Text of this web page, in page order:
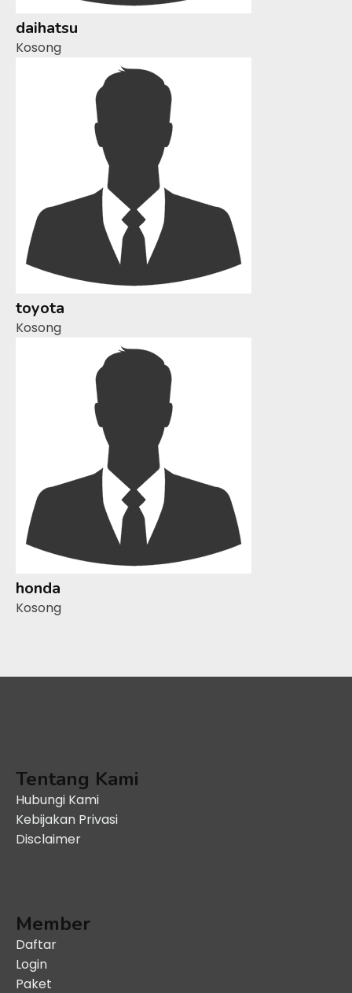
daihatsu
Kosong
toyota
Kosong
honda
Kosong
Tentang Kami
Hubungi Kami
Kebijakan Privasi
Disclaimer
Member
Daftar
Login
Paket